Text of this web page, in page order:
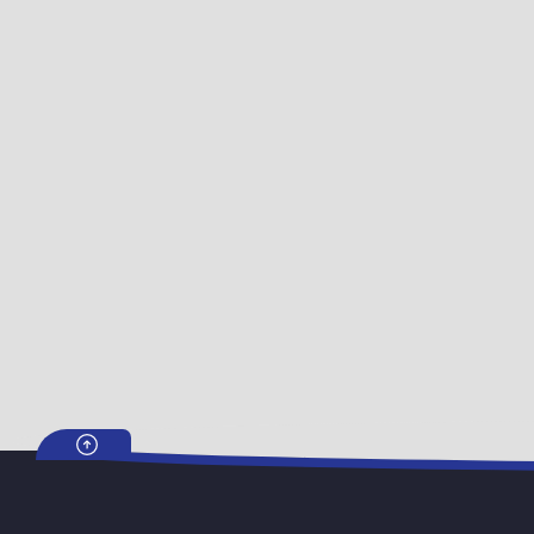
بودن آن است. از جنبه اقتصادی نیز در مقایسه با گاز مایع
بسیار بالایی است و استفاده از آن در پذیرایی های
چه تمام تر از آن ها بهره می گیرند. سیستم ترموکوپل یکی از
ی بخاری خاموش می شود، جریان ورودی گاز را به صورت کامل